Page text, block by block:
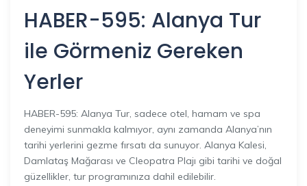
HABER-595: Alanya Tur
ile Görmeniz Gereken
Yerler
HABER-595: Alanya Tur, sadece otel, hamam ve spa
deneyimi sunmakla kalmıyor, aynı zamanda Alanya’nın
tarihi yerlerini gezme fırsatı da sunuyor. Alanya Kalesi,
Damlataş Mağarası ve Cleopatra Plajı gibi tarihi ve doğal
güzellikler, tur programınıza dahil edilebilir.